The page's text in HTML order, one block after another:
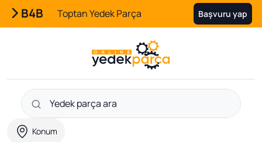
B4B Toptan Yedek Parça Başvuru yap
Konum